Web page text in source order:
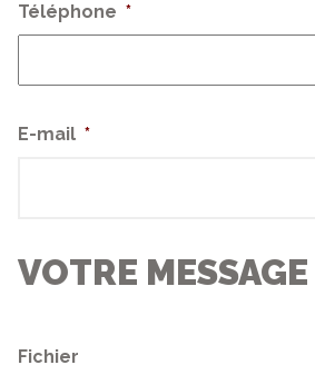
Téléphone *
E-mail *
VOTRE MESSAGE
Fichier